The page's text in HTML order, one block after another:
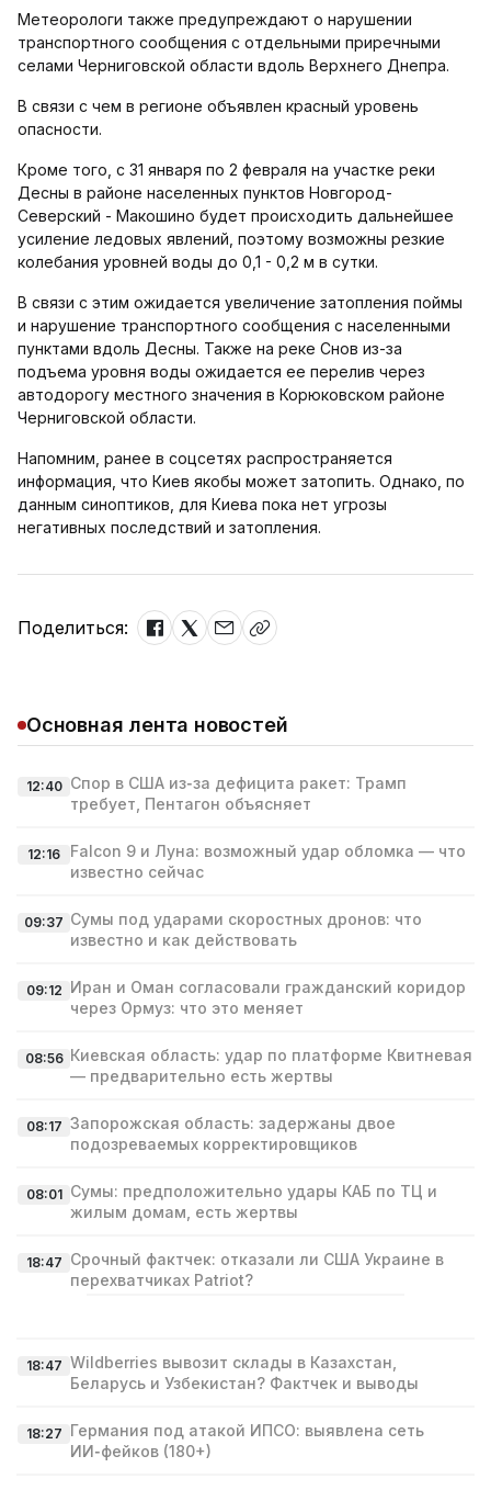
Метеорологи также предупреждают о нарушении
транспортного сообщения с отдельными приречными
селами Черниговской области вдоль Верхнего Днепра.
В связи с чем в регионе объявлен красный уровень
опасности.
Кроме того, с 31 января по 2 февраля на участке реки
Десны в районе населенных пунктов Новгород-
Северский - Макошино будет происходить дальнейшее
усиление ледовых явлений, поэтому возможны резкие
колебания уровней воды до 0,1 - 0,2 м в сутки.
В связи с этим ожидается увеличение затопления поймы
и нарушение транспортного сообщения с населенными
пунктами вдоль Десны. Также на реке Снов из-за
подъема уровня воды ожидается ее перелив через
автодорогу местного значения в Корюковском районе
Черниговской области.
Напомним, ранее в соцсетях распространяется
информация, что Киев якобы может затопить. Однако, по
данным синоптиков, для Киева пока нет угрозы
негативных последствий и затопления.
Поделиться:
Основная лента новостей
12:40 Спор в США из‑за дефицита ракет: Трамп
требует, Пентагон объясняет
12:16
Falcon 9 и Луна: возможный удар обломка — что
известно сейчас
09:37 Сумы под ударами скоростных дронов: что
известно и как действовать
09:12 Иран и Оман согласовали гражданский коридор
через Ормуз: что это меняет
08:56 Киевская область: удар по платформе Квитневая
— предварительно есть жертвы
08:17 Запорожская область: задержаны двое
подозреваемых корректировщиков
08:01 Сумы: предположительно удары КАБ по ТЦ и
жилым домам, есть жертвы
18:47 Срочный фактчек: отказали ли США Украине в
перехватчиках Patriot?
18:47 Wildberries вывозит склады в Казахстан,
Беларусь и Узбекистан? Фактчек и выводы
18:27 Германия под атакой ИПСО: выявлена сеть
ИИ‑фейков (180+)